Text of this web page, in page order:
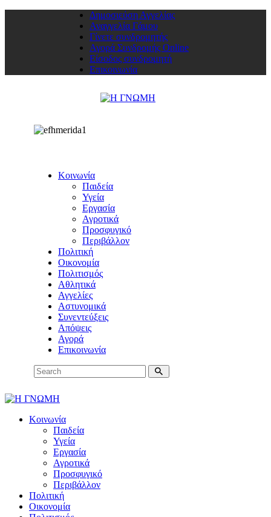
Δημοσιεύση Αγγελίας
Αναγγελία Γάμου
Γίνετε συνδρομητής
Αγορά Συνδρομής Online
Είσοδος συνδρομητή
Επικοινωνία
Κοινωνία
Παιδεία
Υγεία
Εργασία
Αγροτικά
Προσφυγικό
Περιβάλλον
Πολιτική
Οικονομία
Πολιτισμός
Αθλητικά
Αγγελίες
Αστυνομικά
Συνεντεύξεις
Απόψεις
Αγορά
Επικοινωνία
Κοινωνία
Παιδεία
Υγεία
Εργασία
Αγροτικά
Προσφυγικό
Περιβάλλον
Πολιτική
Οικονομία